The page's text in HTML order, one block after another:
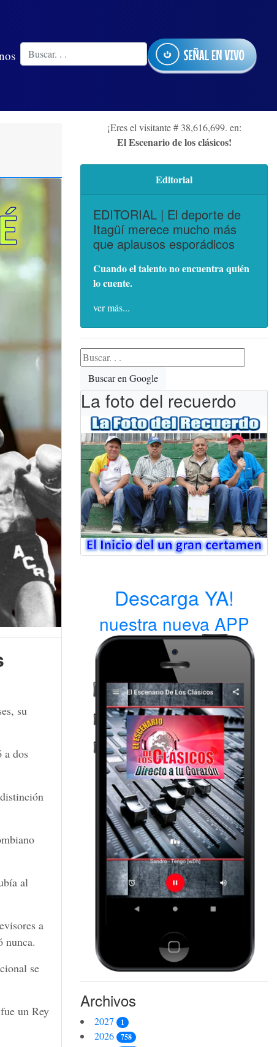
su
a dos
al
a
nunca.
se
un Rey
¡Eres el visitante # 38,616,699. en:
El Escenario de los clásicos!
Editorial
EDITORIAL | El deporte de
Itagüí merece mucho más
que aplausos esporádicos
Cuando el talento no encuentra quién
lo cuente.
ver más...
Buscar en Google
La foto del recuerdo
Descarga YA!
nuestra nueva APP
Archivos
2027 1
2026 758